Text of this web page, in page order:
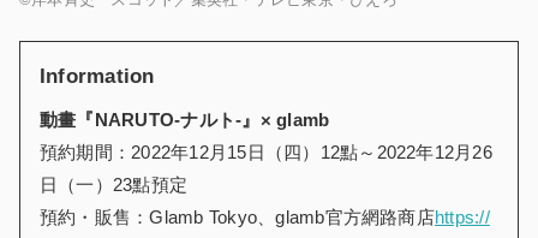
Information
動畫『NARUTO-ナルト-』× glamb
預約期間：2022年12月15日（四）12點～2022年12月26
日（一）23點預定
預約・販售：Glamb Tokyo、glamb官方網路商店https://